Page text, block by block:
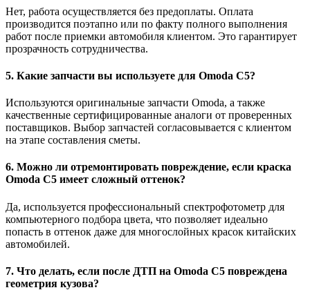
Нет, работа осуществляется без предоплаты. Оплата
производится поэтапно или по факту полного выполнения
работ после приемки автомобиля клиентом. Это гарантирует
прозрачность сотрудничества.
5. Какие запчасти вы используете для Omoda C5?
Используются оригинальные запчасти Omoda, а также
качественные сертифицированные аналоги от проверенных
поставщиков. Выбор запчастей согласовывается с клиентом
на этапе составления сметы.
6. Можно ли отремонтировать повреждение, если краска
Omoda C5 имеет сложный оттенок?
Да, используется профессиональный спектрофотометр для
компьютерного подбора цвета, что позволяет идеально
попасть в оттенок даже для многослойных красок китайских
автомобилей.
7. Что делать, если после ДТП на Omoda C5 повреждена
геометрия кузова?